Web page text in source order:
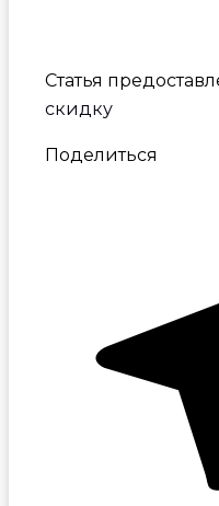
Статья
скидку
Поделиться